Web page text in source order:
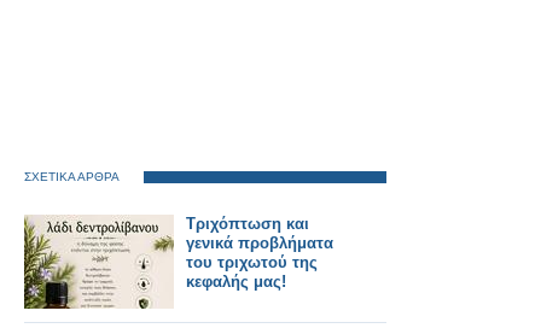
ΣΧΕΤΙΚΑ ΑΡΘΡΑ
Τριχόπτωση και
γενικά προβλήματα
του τριχωτού της
κεφαλής μας!